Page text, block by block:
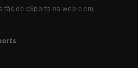
fãs de eSports na web e em